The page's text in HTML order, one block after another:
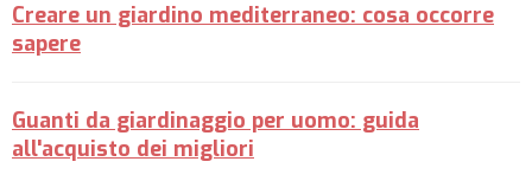
Creare un giardino mediterraneo: cosa occorre
sapere
Guanti da giardinaggio per uomo: guida
all'acquisto dei migliori